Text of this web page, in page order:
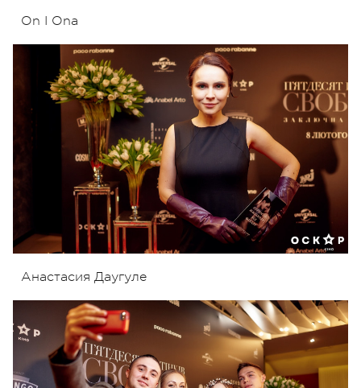
On I Ona
Анастасия Даугуле